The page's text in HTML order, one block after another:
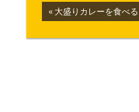
投
稿
前
の
記
大盛りカレーを食べ